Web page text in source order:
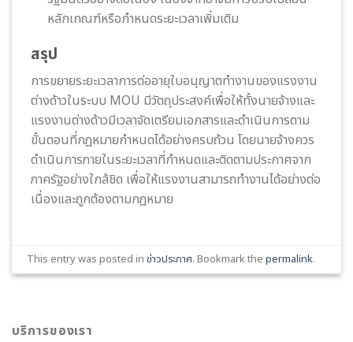
หลักเกณฑ์หรือกำหนดระยะเวลาเพิ่มเติม
สรุป
การขยายระยะเวลาการต่ออายุใบอนุญาตทำงานของแรงงาน
ต่างด้าวในระบบ MOU มีวัตถุประสงค์เพื่อให้ทั้งนายจ้างและ
แรงงานต่างด้าวมีเวลาจัดเตรียมเอกสารและดำเนินการตาม
ขั้นตอนที่กฎหมายกำหนดได้อย่างครบถ้วน โดยนายจ้างควร
ดำเนินการภายในระยะเวลาที่กำหนดและติดตามประกาศจาก
ภาครัฐอย่างใกล้ชิด เพื่อให้แรงงานสามารถทำงานได้อย่างต่อ
เนื่องและถูกต้องตามกฎหมาย
This entry was posted inข่าวประกาศ. Bookmark thepermalink.
บริการของเรา